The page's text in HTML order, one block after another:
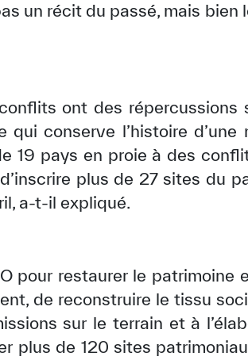
un récit du passé, mais bien
ont des répercussions
conserve l’histoire d’une
19 pays en proie à des
plus de 27 sites du
a-t-il expliqué.
pour restaurer le patrimoine
de reconstruire le tissu
sur le terrain et à
plus de 120 sites